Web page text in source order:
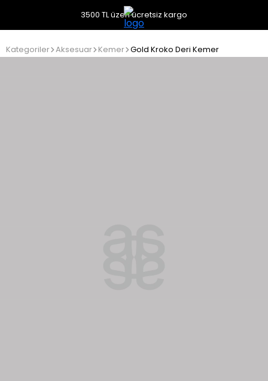
3500 TL üzeri ücretsiz kargo
Kategoriler Aksesuar Kemer Gold Kroko Deri Kemer